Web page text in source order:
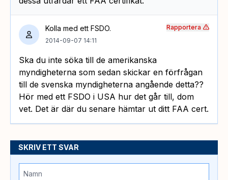
Kolla med ett FSDO.
2014-09-07 14:11
Ska du inte söka till de amerikanska
myndigheterna som sedan skickar en förfrågan
till de svenska myndigheterna angående detta??
Hör med ett FSDO i USA hur det går till, dom
vet. Det är där du senare hämtar ut ditt FAA cert.
Rapportera
SKRIV ETT SVAR